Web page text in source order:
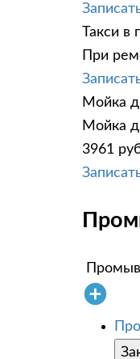
Такси в
При
Мойка
Мойка
3961